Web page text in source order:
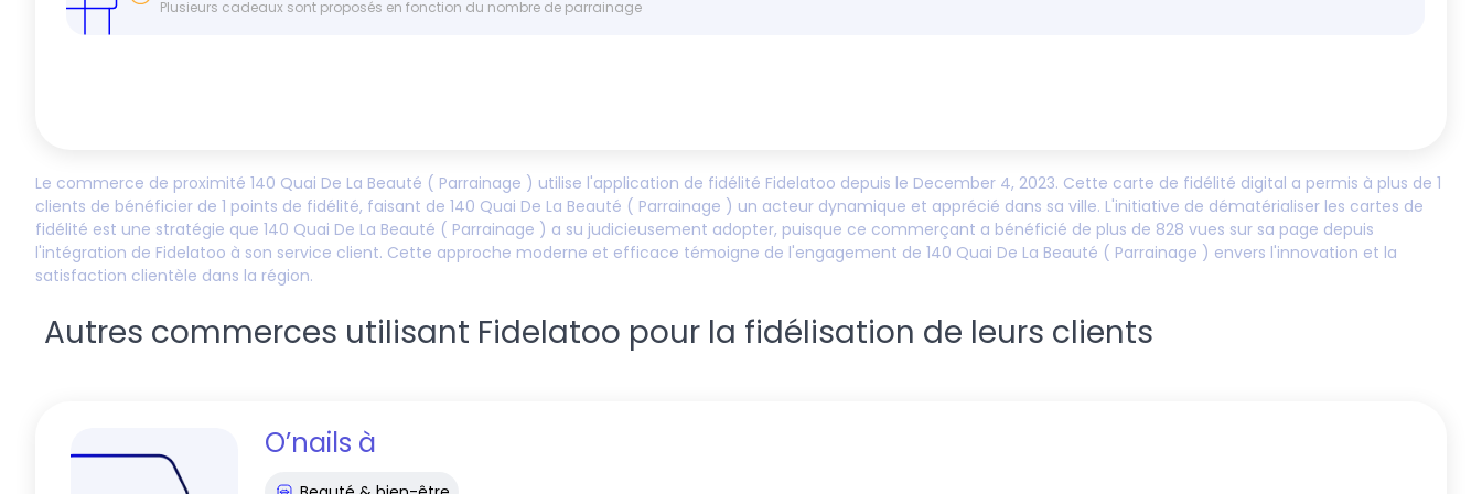
Plusieurs cadeaux sont proposés en fonction du nombre de parrainage
Le commerce de proximité 140 Quai De La Beauté ( Parrainage ) utilise l'application de fidélité Fidelatoo depuis le December 4, 2023. Cette carte de fidélité digital a permis à plus de 1
clients de bénéficier de 1 points de fidélité, faisant de 140 Quai De La Beauté ( Parrainage ) un acteur dynamique et apprécié dans sa ville. L'initiative de dématérialiser les cartes de
fidélité est une stratégie que 140 Quai De La Beauté ( Parrainage ) a su judicieusement adopter, puisque ce commerçant a bénéficié de plus de 828 vues sur sa page depuis
l'intégration de Fidelatoo à son service client. Cette approche moderne et efficace témoigne de l'engagement de 140 Quai De La Beauté ( Parrainage ) envers l'innovation et la
satisfaction clientèle dans la région.
Autres commerces utilisant Fidelatoo pour la fidélisation de leurs clients
O’nails à